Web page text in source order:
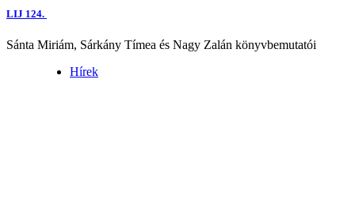
LIJ 124.
Sánta Miriám, Sárkány Tímea és Nagy Zalán könyvbemutatói
Hírek